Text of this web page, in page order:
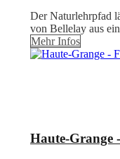
Der Naturlehrpfad
von Bellelay aus
Mehr Infos
Haute-Grange